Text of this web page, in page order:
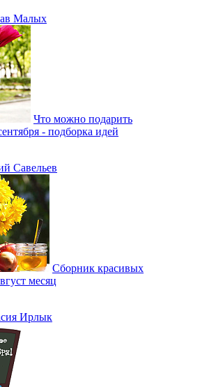
Малых
Что можно подарить
- подборка идей
Савельев
Сборник красивых
месяц
Ирлык